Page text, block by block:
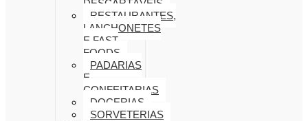
DESCARTÁVEIS
RESTAURANTES,
LANCHONETES
E FAST
FOODS
PADARIAS
E
CONFEITARIAS
DOCERIAS
SORVETERIAS